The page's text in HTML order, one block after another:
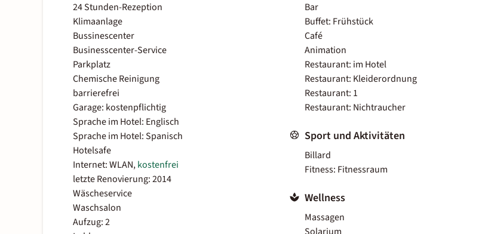
24 Stunden-Rezeption
Klimaanlage
Bussinescenter
Businesscenter-Service
Parkplatz
Chemische Reinigung
barrierefrei
Garage: kostenpflichtig
Sprache im Hotel: Englisch
Sprache im Hotel: Spanisch
Hotelsafe
Internet: WLAN,kostenfrei
letzte Renovierung: 2014
Wäscheservice
Waschsalon
Aufzug: 2
Bar
Buffet: Frühstück
Café
Animation
Restaurant: im Hotel
Restaurant: Kleiderordnung
Restaurant: 1
Restaurant: Nichtraucher
Sport und Aktivitäten
Billard
Fitness: Fitnessraum
Wellness
Massagen